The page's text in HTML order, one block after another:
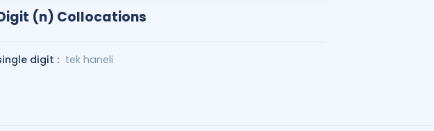
(n) Collocations
digit : tek haneli